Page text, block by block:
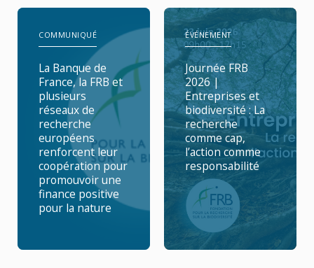
COMMUNIQUÉ
La Banque de
France, la FRB et
plusieurs
réseaux de
recherche
européens
renforcent leur
coopération pour
promouvoir une
finance positive
pour la nature
ÉVÉNEMENT
Journée FRB
2026 |
Entreprises et
biodiversité : La
recherche
comme cap,
l’action comme
responsabilité